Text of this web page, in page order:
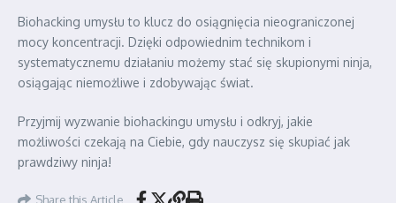
Biohacking umysłu to klucz do osiągnięcia nieograniczonej
mocy koncentracji. Dzięki odpowiednim technikom i
systematycznemu działaniu możemy stać się skupionymi ninja,
osiągając niemożliwe i zdobywając świat.
Przyjmij wyzwanie biohackingu umysłu i odkryj, jakie
możliwości czekają na Ciebie, gdy nauczysz się skupiać jak
prawdziwy ninja!
Share this Article